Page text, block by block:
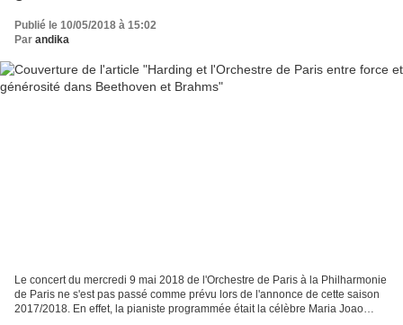
Publié le 10/05/2018 à 15:02
Par andika
Le concert du mercredi 9 mai 2018 de l'Orchestre de Paris à la Philharmonie
de Paris ne s'est pas passé comme prévu lors de l'annonce de cette saison
2017/2018. En effet, la pianiste programmée était la célèbre Maria Joao